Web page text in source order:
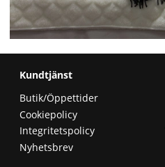
Kundtjänst
Butik/Öppettider
Cookiepolicy
Integritetspolicy
Nyhetsbrev